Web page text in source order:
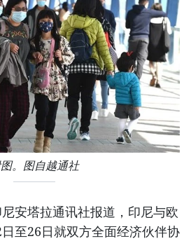
。图自越通社
安塔拉通讯社报道，印尼与欧
至26日就双方全面经济伙伴协